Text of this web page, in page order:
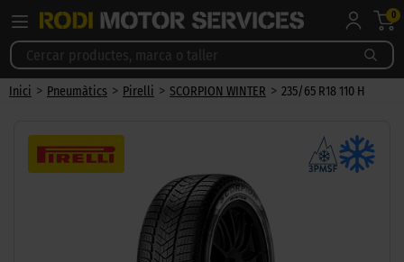
0
Inici > Pneumàtics > Pirelli > SCORPION WINTER > 235/65 R18 110 H